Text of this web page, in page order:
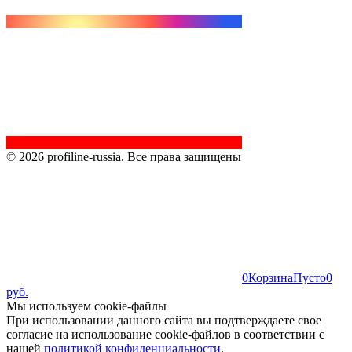
© 2026 profiline-russia. Все права защищены
0КорзинаПусто0
руб.
Мы используем cookie-файлы
При использовании данного сайта вы подтверждаете свое
согласие на использование cookie-файлов в соответствии с
нашей политикой конфиденциальности.